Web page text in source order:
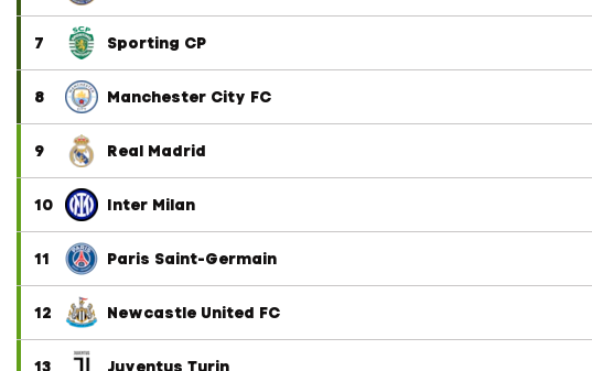
7 Sporting CP
8 Manchester City FC
9 Real Madrid
10 Inter Milan
11 Paris Saint-Germain
12 Newcastle United FC
13 Juventus Turin